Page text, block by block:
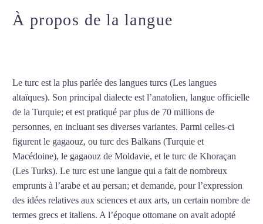
À propos de la langue
Le turc est la plus parlée des langues turcs (Les langues
altaïques). Son principal dialecte est l’anatolien, langue officielle
de la Turquie; et est pratiqué par plus de 70 millions de
personnes, en incluant ses diverses variantes. Parmi celles-ci
figurent le gagaouz, ou turc des Balkans (Turquie et
Macédoine), le gagaouz de Moldavie, et le turc de Khoraçan
(Les Turks). Le turc est une langue qui a fait de nombreux
emprunts à l’arabe et au persan; et demande, pour l’expression
des idées relatives aux sciences et aux arts, un certain nombre de
termes grecs et italiens. A l’époque ottomane on avait adopté